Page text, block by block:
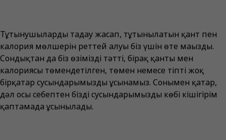
Тұтынушылардың таңдау жасап, тұтынылатын қант пен
калория мөлшерін реттей алуы біз үшін өте маңызды.
Сондықтан да біз өзіміздің тәтті, бірақ қанты мен
калориясы төмендетілген, төмен немесе тіпті жоқ
бірқатар сусындарымызды ұсынамыз. Сонымен қатар,
дәл осы себептен біздің сусындарымыздың көбі кішігірім
қаптамада ұсынылады.